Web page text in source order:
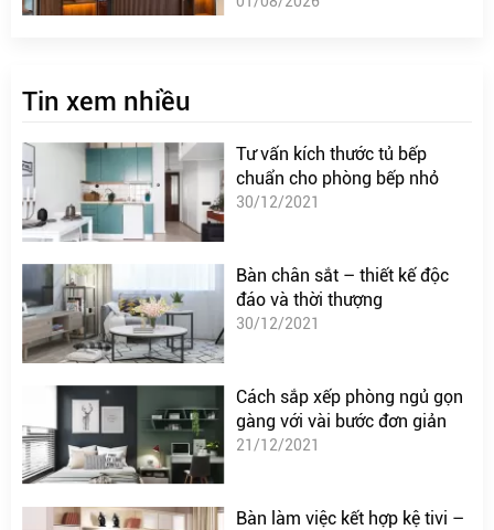
Tin xem nhiều
Tư vấn kích thước tủ bếp
chuẩn cho phòng bếp nhỏ
30/12/2021
Bàn chân sắt – thiết kế độc
đáo và thời thượng
30/12/2021
Cách sắp xếp phòng ngủ gọn
gàng với vài bước đơn giản
21/12/2021
Bàn làm việc kết hợp kệ tivi –